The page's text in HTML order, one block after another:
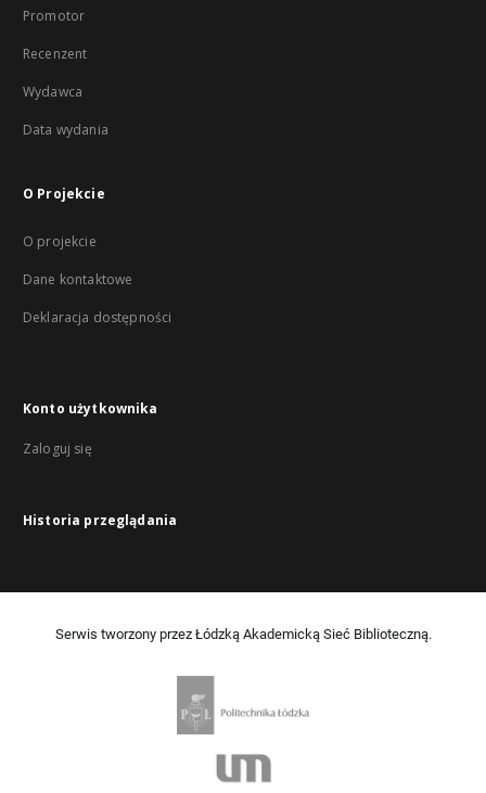
Promotor
Recenzent
Wydawca
Data wydania
O Projekcie
O projekcie
Dane kontaktowe
Deklaracja dostępności
Konto użytkownika
Zaloguj się
Historia przeglądania
Serwis tworzony przez Łódzką Akademicką Sieć Biblioteczną.